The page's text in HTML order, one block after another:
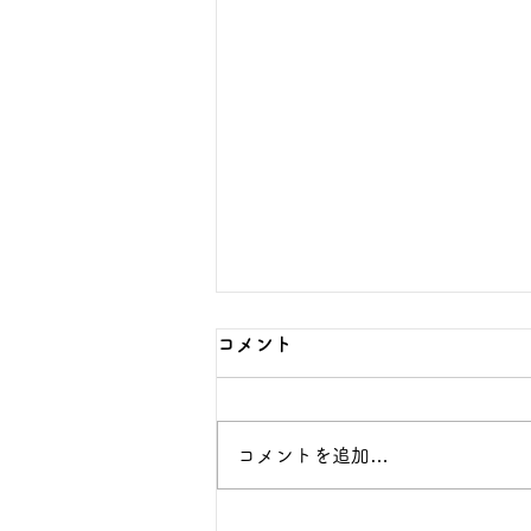
数学の無料相談で保護者が伝
えるべき5つの事実
過ぎ・任せすぎのどちらにもなら
ない関わり方を探している保護者
コメント
コメントを追加…